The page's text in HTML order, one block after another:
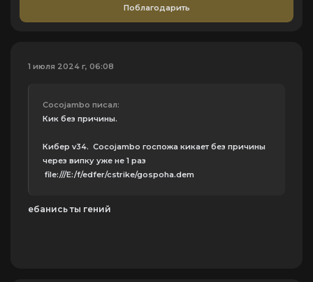
Поблагодарить
1 июля 2024 г, 06:08
Cocojambo писал:
Кик без причины.
Кибер v34. Cocojambo госпожа кикает без причины
через випку уже не 1 раз
file:///E:/f/edfer/cstrike/gospoha.dem
ебанись ты гений